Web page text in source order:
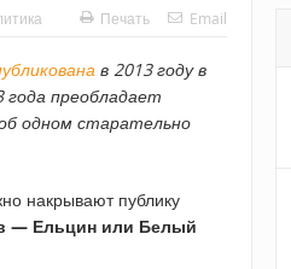
Печать Email
в 2013 году в
года преобладает
одном старательно
накрывают публику
— Ельцин или Белый